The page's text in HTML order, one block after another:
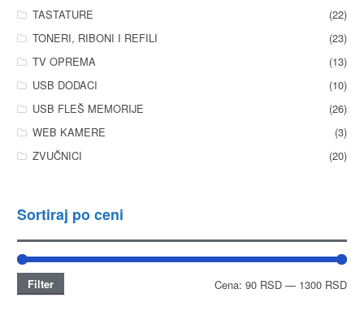
TASTATURE
(22)
TONERI, RIBONI I REFILI
(23)
TV OPREMA
(13)
USB DODACI
(10)
USB FLEŠ MEMORIJE
(26)
WEB KAMERE
(3)
ZVUČNICI
(20)
Sortiraj po ceni
Filter Cena:90 RSD — 1300 RSD